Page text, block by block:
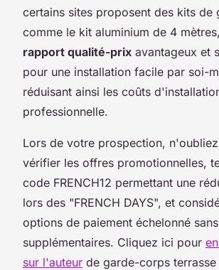
certains sites proposent des kits de
comme le kit aluminium de 4
rapport qualité-prix avantageux et
pour une installation facile par soi-
réduisant ainsi les coûts
professionnelle.
Lors de votre prospection,
vérifier les offres promotionnelles,
code FRENCH12 permettant une
lors des "FRENCH DAYS", et
options de paiement échelonné
supplémentaires. Cliquez ici pour
sur l'auteur de garde-corps